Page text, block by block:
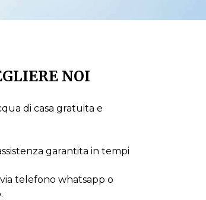
NOI
di casa gratuita e
garantita in tempi
telefono whatsapp o